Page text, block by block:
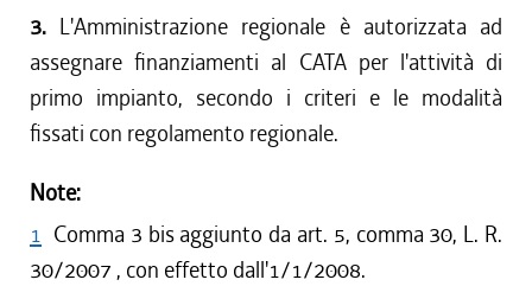
3. L'Amministrazione regionale è autorizzata ad
assegnare finanziamenti al CATA per l'attività di
primo impianto, secondo i criteri e le modalità
fissati con regolamento regionale.
Note:
1 Comma 3 bis aggiunto da art. 5, comma 30, L. R.
30/2007 , con effetto dall'1/1/2008.